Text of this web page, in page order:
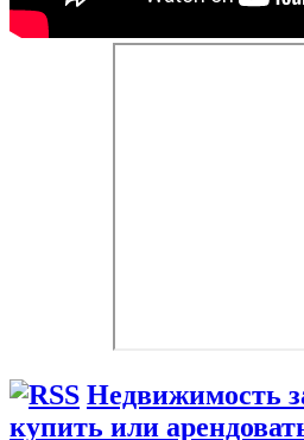
Недвижимость
купить или